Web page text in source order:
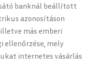
banknál beállított
azonosításon
más emberi
ellenőrzése, mely
internetes vásárlás